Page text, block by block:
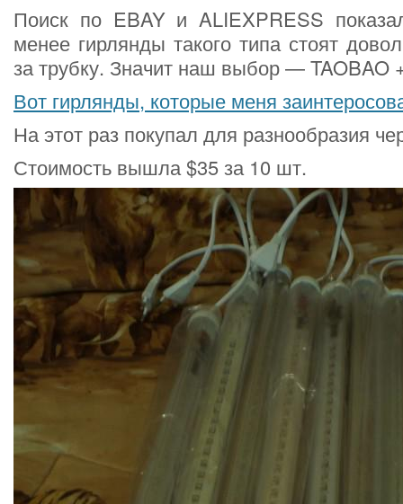
Поиск по EBAY и ALIEXPRESS
менее гирлянды такого типа стоят
за трубку. Значит наш выбор — TAOBAO
Вот гирлянды, которые меня
На этот раз покупал для разнообразия
Стоимость вышла $35 за 10 шт.